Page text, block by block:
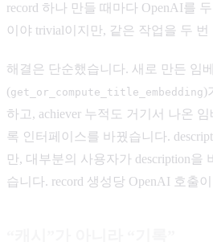
record 하나 만들 때마다 OpenAI를
이야 trivial이지만, 같은 작업을 두
해결은 단순했습니다. 새로 만든 임
(get_or_compute_title_embedding )
하고, achiever 누적도 거기서 나온
록 인터페이스를 바꿨습니다.
만, 대부분의 사용자가 description을
습니다. record 생성당 OpenAI 호출